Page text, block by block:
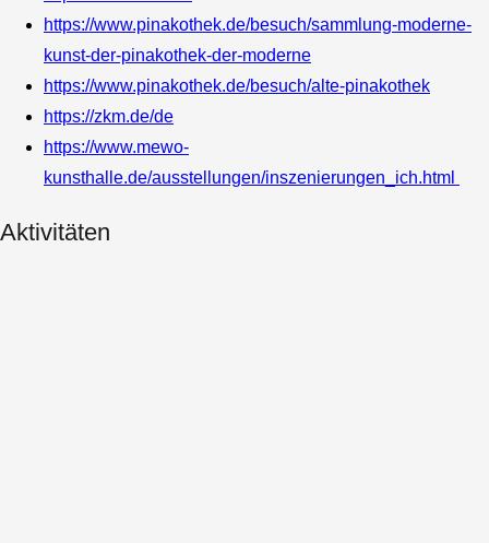
https://www.pinakothek.de/besuch/sammlung-moderne-
kunst-der-pinakothek-der-moderne
https://www.pinakothek.de/besuch/alte-pinakothek
https://zkm.de/de
https://www.mewo-
kunsthalle.de/ausstellungen/inszenierungen_ich.html
Aktivitäten